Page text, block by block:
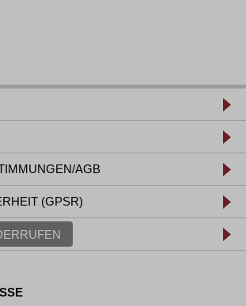
AGB
(GPSR)